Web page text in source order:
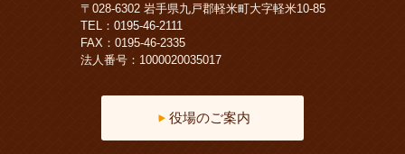
〒028-6302 岩手県九戸郡軽米町大字軽米10-85
TEL： 0195-46-2111
FAX：0195-46-2335
法人番号：1000020035017
役場のご案内